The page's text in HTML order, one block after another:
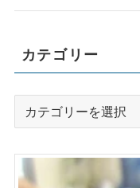
カテゴリー
ー